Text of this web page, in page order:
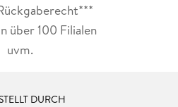
über 100 Filialen
uvm.
DURCH